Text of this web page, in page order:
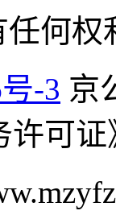
任何权
-3 京
许可证